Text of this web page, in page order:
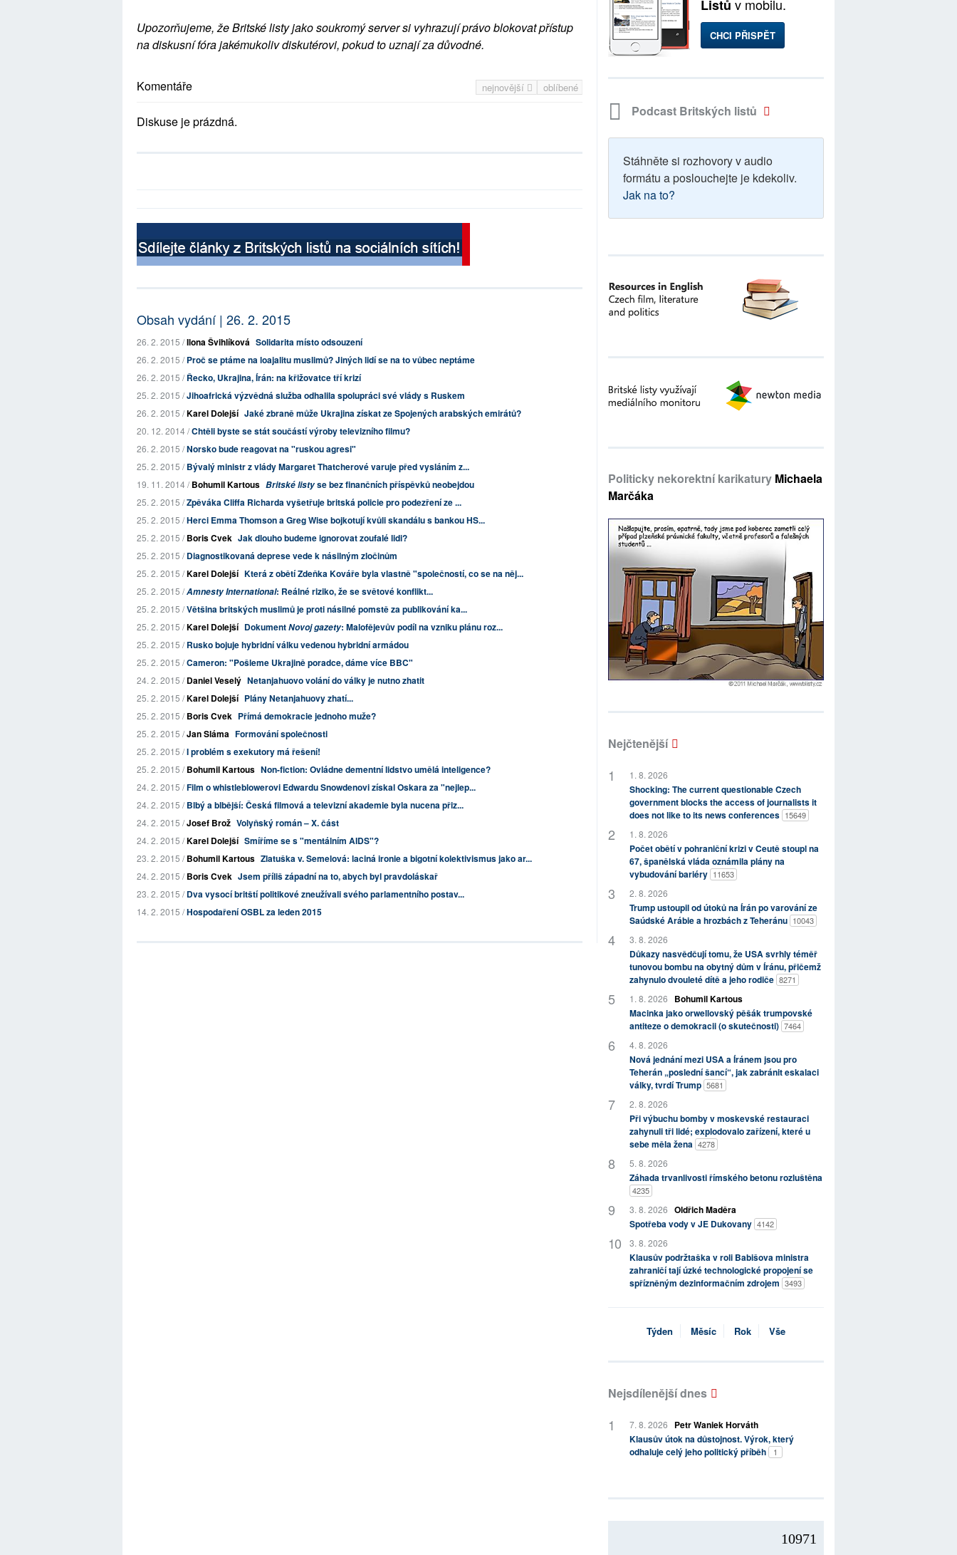
Upozorňujeme, že Britské listy jako soukromý server si vyhrazují právo blokovat přístup
na diskusní fóra jakémukoliv diskutérovi, pokud to uznají za důvodné.
nejnovější oblíbené
Komentáře
Diskuse je prázdná.
Obsah vydání | 26. 2. 2015
26. 2. 2015 /Ilona Švihlíková Solidarita místo odsouzení
26. 2. 2015 /Proč se ptáme na loajalitu muslimů? Jiných lidí se na to vůbec neptáme
26. 2. 2015 /Řecko, Ukrajina, Írán: na křižovatce tří krizí
25. 2. 2015 /Jihoafrická výzvědná služba odhalila spolupráci své vlády s Ruskem
26. 2. 2015 /Karel Dolejší Jaké zbraně může Ukrajina získat ze Spojených arabských emirátů?
20. 12. 2014 /Chtěli byste se stát součástí výroby televizního filmu?
26. 2. 2015 /Norsko bude reagovat na "ruskou agresi"
25. 2. 2015 /Bývalý ministr z vlády Margaret Thatcherové varuje před vysláním z...
19. 11. 2014 /Bohumil Kartous Britské listyse bez finančních příspěvků neobejdou
25. 2. 2015 /Zpěváka Cliffa Richarda vyšetřuje britská policie pro podezření ze ...
25. 2. 2015 /Herci Emma Thomson a Greg Wise bojkotují kvůli skandálu s bankou HS...
25. 2. 2015 /Boris Cvek Jak dlouho budeme ignorovat zoufalé lidi?
25. 2. 2015 /Diagnostikovaná deprese vede k násilným zločinům
25. 2. 2015 /Karel Dolejší Která z obětí Zdeňka Kováře byla vlastně "společností, co se na něj...
25. 2. 2015 /Amnesty International: Reálné riziko, že se světové konflikt...
25. 2. 2015 /Většina britských muslimů je proti násilné pomstě za publikování ka...
25. 2. 2015 /Karel Dolejší DokumentNovoj gazety: Malofějevův podíl na vzniku plánu roz...
25. 2. 2015 /Rusko bojuje hybridní válku vedenou hybridní armádou
25. 2. 2015 /Cameron: "Pošleme Ukrajině poradce, dáme více BBC"
24. 2. 2015 /Daniel Veselý Netanjahuovo volání do války je nutno zhatit
25. 2. 2015 /Karel Dolejší Plány Netanjahuovy zhatí...
25. 2. 2015 /Boris Cvek Přímá demokracie jednoho muže?
25. 2. 2015 /Jan Sláma Formování společnosti
25. 2. 2015 /I problém s exekutory má řešení!
25. 2. 2015 /Bohumil Kartous Non-fiction: Ovládne dementní lidstvo umělá inteligence?
24. 2. 2015 /Film o whistleblowerovi Edwardu Snowdenovi získal Oskara za "nejlep...
24. 2. 2015 /Blbý a blbější: Česká filmová a televizní akademie byla nucena přiz...
24. 2. 2015 /Josef Brož Volyňský román – X. část
24. 2. 2015 /Karel Dolejší Smíříme se s "mentálním AIDS"?
23. 2. 2015 /Bohumil Kartous Zlatuška v. Semelová: laciná ironie a bigotní kolektivismus jako ar...
24. 2. 2015 /Boris Cvek Jsem příliš západní na to, abych byl pravdoláskař
23. 2. 2015 /Dva vysocí britští politikové zneužívali svého parlamentního postav...
14. 2. 2015 /Hospodaření OSBL za leden 2015
Listů v mobilu.
CHCI PŘISPĚT
Podcast Britských listů
Stáhněte si rozhovory v audio
formátu a poslouchejte je kdekoliv.
Jak na to?
Politicky nekorektní karikatury Michaela
Marčáka
Nejčtenější
1. 8. 2026
Shocking: The current questionable Czech
government blocks the access of journalists it
does not like to its news conferences 15649
1. 8. 2026
Počet obětí v pohraniční krizi v Ceutě stoupl na
67, španělská vláda oznámila plány na
vybudování bariéry 11653
2. 8. 2026
Trump ustoupil od útoků na Írán po varování ze
Saúdské Arábie a hrozbách z Teheránu 10043
3. 8. 2026
Důkazy nasvědčují tomu, že USA svrhly téměř
tunovou bombu na obytný dům v Íránu, přičemž
zahynulo dvouleté dítě a jeho rodiče 8271
1. 8. 2026
Bohumil Kartous
Macinka jako orwellovský pěšák trumpovské
antiteze o demokracii (o skutečnosti) 7464
4. 8. 2026
Nová jednání mezi USA a Íránem jsou pro
Teherán „poslední šancí“, jak zabránit eskalaci
války, tvrdí Trump 5681
2. 8. 2026
Při výbuchu bomby v moskevské restauraci
zahynuli tři lidé; explodovalo zařízení, které u
sebe měla žena 4278
5. 8. 2026
Záhada trvanlivosti římského betonu rozluštěna
4235
3. 8. 2026 Oldřich Maděra
Spotřeba vody v JE Dukovany 4142
3. 8. 2026
Klausův podržtaška v roli Babišova ministra
zahraničí tají úzké technologické propojení se
spřízněným dezinformačním zdrojem 3493
Týden Měsíc Rok Vše
Nejsdílenější dnes
7. 8. 2026
Petr Waniek Horváth
Klausův útok na důstojnost. Výrok, který
odhaluje celý jeho politický příběh
1
10971